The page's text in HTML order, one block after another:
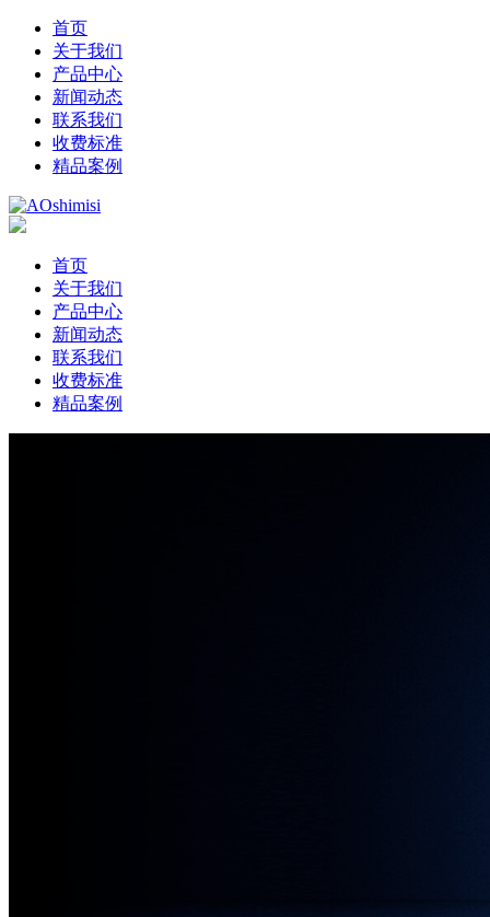
首页
关于我们
产品中心
新闻动态
联系我们
收费标准
精品案例
首页
关于我们
产品中心
新闻动态
联系我们
收费标准
精品案例